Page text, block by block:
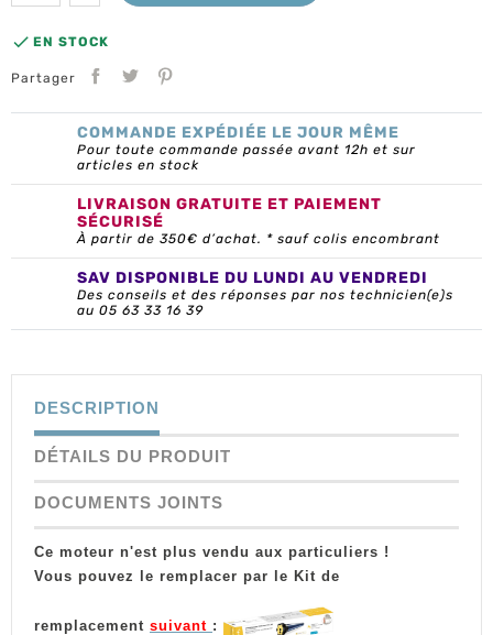
 EN STOCK
Partager
COMMANDE EXPÉDIÉE LE JOUR MÊME
Pour toute commande passée avant 12h et sur
articles en stock
LIVRAISON GRATUITE ET PAIEMENT
SÉCURISÉ
À partir de 350€ d’achat. * sauf colis encombrant
SAV DISPONIBLE DU LUNDI AU VENDREDI
Des conseils et des réponses par nos technicien(e)s
au 05 63 33 16 39
DESCRIPTION
DÉTAILS DU PRODUIT
DOCUMENTS JOINTS
Ce moteur n'est plus vendu aux particuliers !
Vous pouvez le remplacer par le Kit de
remplacement suivant :